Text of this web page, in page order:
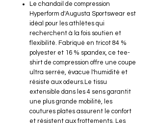
Le chandail de compression
Hyperform d'Augusta Sportswear est
idéal pour les athlètes qui
recherchent à la fois soutien et
flexibilité. Fabriqué en tricot 84 %
polyester et 16 % spandex, ce tee-
shirt de compression offre une coupe
ultra serrée, évacue l'humidité et
résiste aux odeurs.Le tissu
extensible dans les 4 sens garantit
une plus grande mobilité, les
coutures plates assurent le confort
et résistent aux frottements. Les